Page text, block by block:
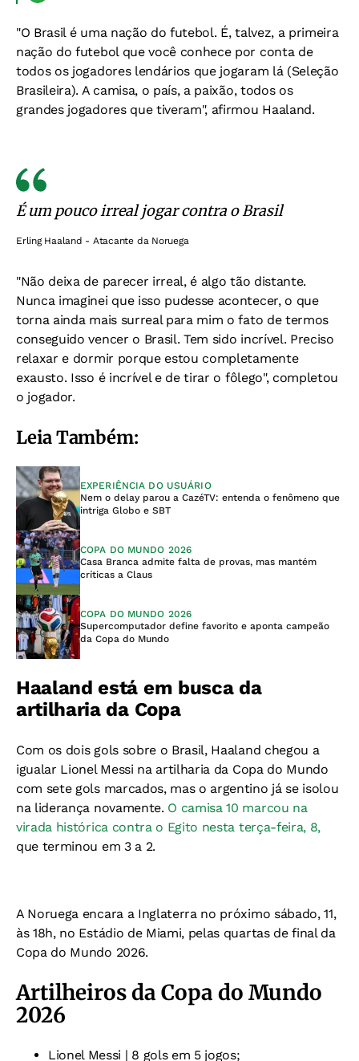
"O Brasil é uma nação do futebol. É, talvez, a primeira
nação do futebol que você conhece por conta de
todos os jogadores lendários que jogaram lá (Seleção
Brasileira). A camisa, o país, a paixão, todos os
grandes jogadores que tiveram", afirmou Haaland.
É um pouco irreal jogar contra o Brasil
Erling Haaland - Atacante da Noruega
"Não deixa de parecer irreal, é algo tão distante.
Nunca imaginei que isso pudesse acontecer, o que
torna ainda mais surreal para mim o fato de termos
conseguido vencer o Brasil. Tem sido incrível. Preciso
relaxar e dormir porque estou completamente
exausto. Isso é incrível e de tirar o fôlego", completou
o jogador.
Leia Também:
EXPERIÊNCIA DO USUÁRIO
Nem o delay parou a CazéTV: entenda o fenômeno que
intriga Globo e SBT
COPA DO MUNDO 2026
Casa Branca admite falta de provas, mas mantém
críticas a Claus
COPA DO MUNDO 2026
Supercomputador define favorito e aponta campeão
da Copa do Mundo
Haaland está em busca da
artilharia da Copa
Com os dois gols sobre o Brasil, Haaland chegou a
igualar Lionel Messi na artilharia da Copa do Mundo
com sete gols marcados, mas o argentino já se isolou
na liderança novamente. O camisa 10 marcou na
virada histórica contra o Egito nesta terça-feira, 8,
que terminou em 3 a 2.
A Noruega encara a Inglaterra no próximo sábado, 11,
às 18h, no Estádio de Miami, pelas quartas de final da
Copa do Mundo 2026.
Artilheiros da Copa do Mundo
2026
Lionel Messi | 8 gols em 5 jogos;